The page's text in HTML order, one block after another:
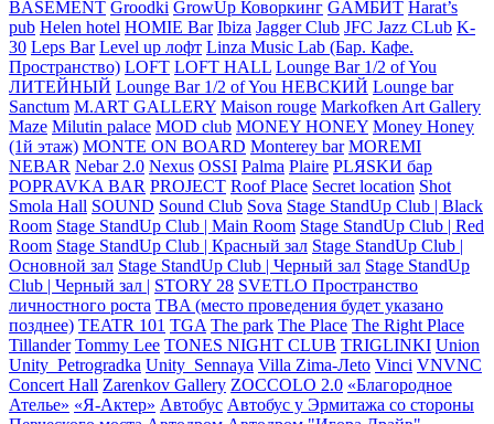
BASEMENT Groodki GrowUp Коворкинг GАМБИТ Harat’s
pub Helen hotel HOMIE Bar Ibiza Jagger Club JFC Jazz CLub K-
30 Leps Bar Level up лофт Linza Music Lab (Бар. Кафе.
Пространство) LOFT LOFT HALL Lounge Bar 1/2 of You
ЛИТЕЙНЫЙ Lounge Bar 1/2 of You НЕВСКИЙ Lounge bar
Sanctum M.ART GALLERY Maison rouge Markofken Art Gallery
Maze Milutin palace MOD club MONEY HONEY Money Honey
(1й этаж) MONTE ON BOARD Monterey bar MOREMI
NEBAR Nebar 2.0 Nexus OSSI Palma Plaire PLЯSKИ бар
POPRAVKA BAR PROJECT Roof Place Secret location Shot
Smola Hall SOUND Sound Club Sova Stage StandUp Club | Black
Room Stage StandUp Club | Main Room Stage StandUp Club | Red
Room Stage StandUp Club | Красный зал Stage StandUp Club |
Основной зал Stage StandUp Club | Черный зал Stage StandUp
Club | Черный зал | STORY 28 SVETLO Пространство
личностного роста TBA (место проведения будет указано
позднее) TEATR 101 TGA The park The Place The Right Place
Tillander Tommy Lee TONES NIGHT CLUB TRIGLINKI Union
Unity_Petrogradka Unity_Sennaya Villa Zima-Лeto Vinci VNVNC
Concert Hall Zarenkov Gallery ZOCCOLO 2.0 «Благородное
Ателье» «Я-Актер» Автобус Автобус у Эрмитажа со стороны